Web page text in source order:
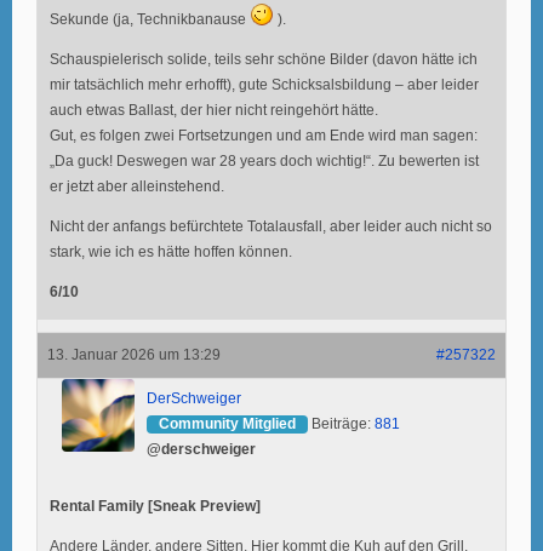
Sekunde (ja, Technikbanause
).
Schauspielerisch solide, teils sehr schöne Bilder (davon hätte ich
mir tatsächlich mehr erhofft), gute Schicksalsbildung – aber leider
auch etwas Ballast, der hier nicht reingehört hätte.
Gut, es folgen zwei Fortsetzungen und am Ende wird man sagen:
„Da guck! Deswegen war 28 years doch wichtig!“. Zu bewerten ist
er jetzt aber alleinstehend.
Nicht der anfangs befürchtete Totalausfall, aber leider auch nicht so
stark, wie ich es hätte hoffen können.
6/10
13. Januar 2026 um 13:29 #257322
DerSchweiger
Community Mitglied
Beiträge: 881
@derschweiger
Rental Family [Sneak Preview]
Andere Länder, andere Sitten. Hier kommt die Kuh auf den Grill,